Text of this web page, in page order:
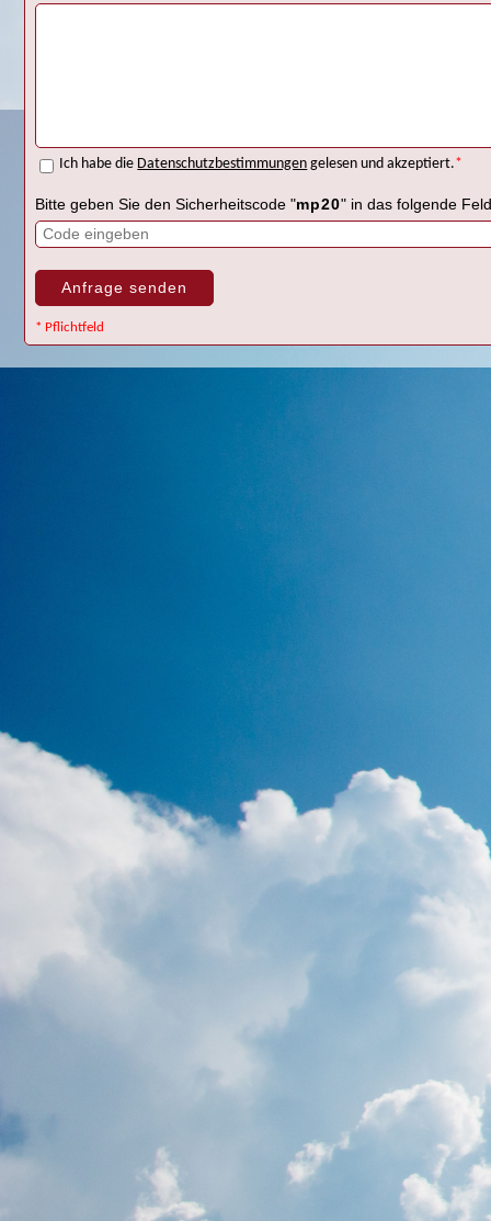
Ich habe die Datenschutzbestimmungen gelesen und akzeptiert.*
Bitte geben Sie den Sicherheitscode "mp20" in das folgende
* Pflichtfeld